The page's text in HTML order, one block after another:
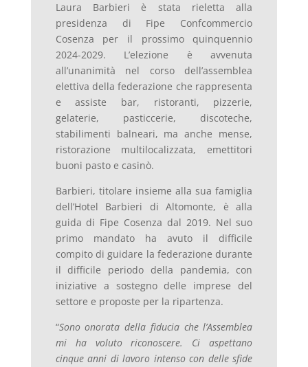
Laura Barbieri è stata rieletta alla
presidenza di Fipe Confcommercio
Cosenza per il prossimo quinquennio
2024-2029. L’elezione è avvenuta
all’unanimità nel corso dell’assemblea
elettiva della federazione che rappresenta
e assiste bar, ristoranti, pizzerie,
gelaterie, pasticcerie, discoteche,
stabilimenti balneari, ma anche mense,
ristorazione multilocalizzata, emettitori
buoni pasto e casinò.
Barbieri, titolare insieme alla sua famiglia
dell’Hotel Barbieri di Altomonte, è alla
guida di Fipe Cosenza dal 2019. Nel suo
primo mandato ha avuto il difficile
compito di guidare la federazione durante
il difficile periodo della pandemia, con
iniziative a sostegno delle imprese del
settore e proposte per la ripartenza.
“Sono onorata della fiducia che l’Assemblea
mi ha voluto riconoscere. Ci aspettano
cinque anni di lavoro intenso con delle sfide